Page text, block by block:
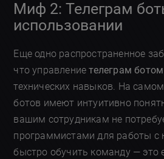
Миф 2: Телеграм
использовании
Еще одно распространенное
что управлениетелеграм ботом
технических навыков. На
ботов имеют интуитивно
вашим сотрудникам не
программистами для работы с
быстро обучить команду — это